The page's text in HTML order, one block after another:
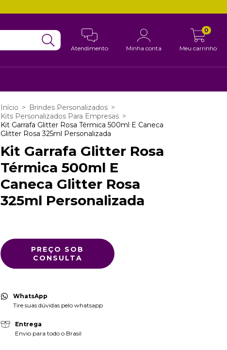
Atendimento Minha conta Meu carrinho
0
Início > Brindes Personalizados >
Kits Personalizados Para Empresas >
Kit Garrafa Glitter Rosa Térmica 500ml E Caneca
Glitter Rosa 325ml Personalizada
Kit Garrafa Glitter Rosa
Térmica 500ml E
Caneca Glitter Rosa
325ml Personalizada
WhatsApp
Tire suas dúvidas pelo whatsapp
Entrega
Envio para todo o Brasil